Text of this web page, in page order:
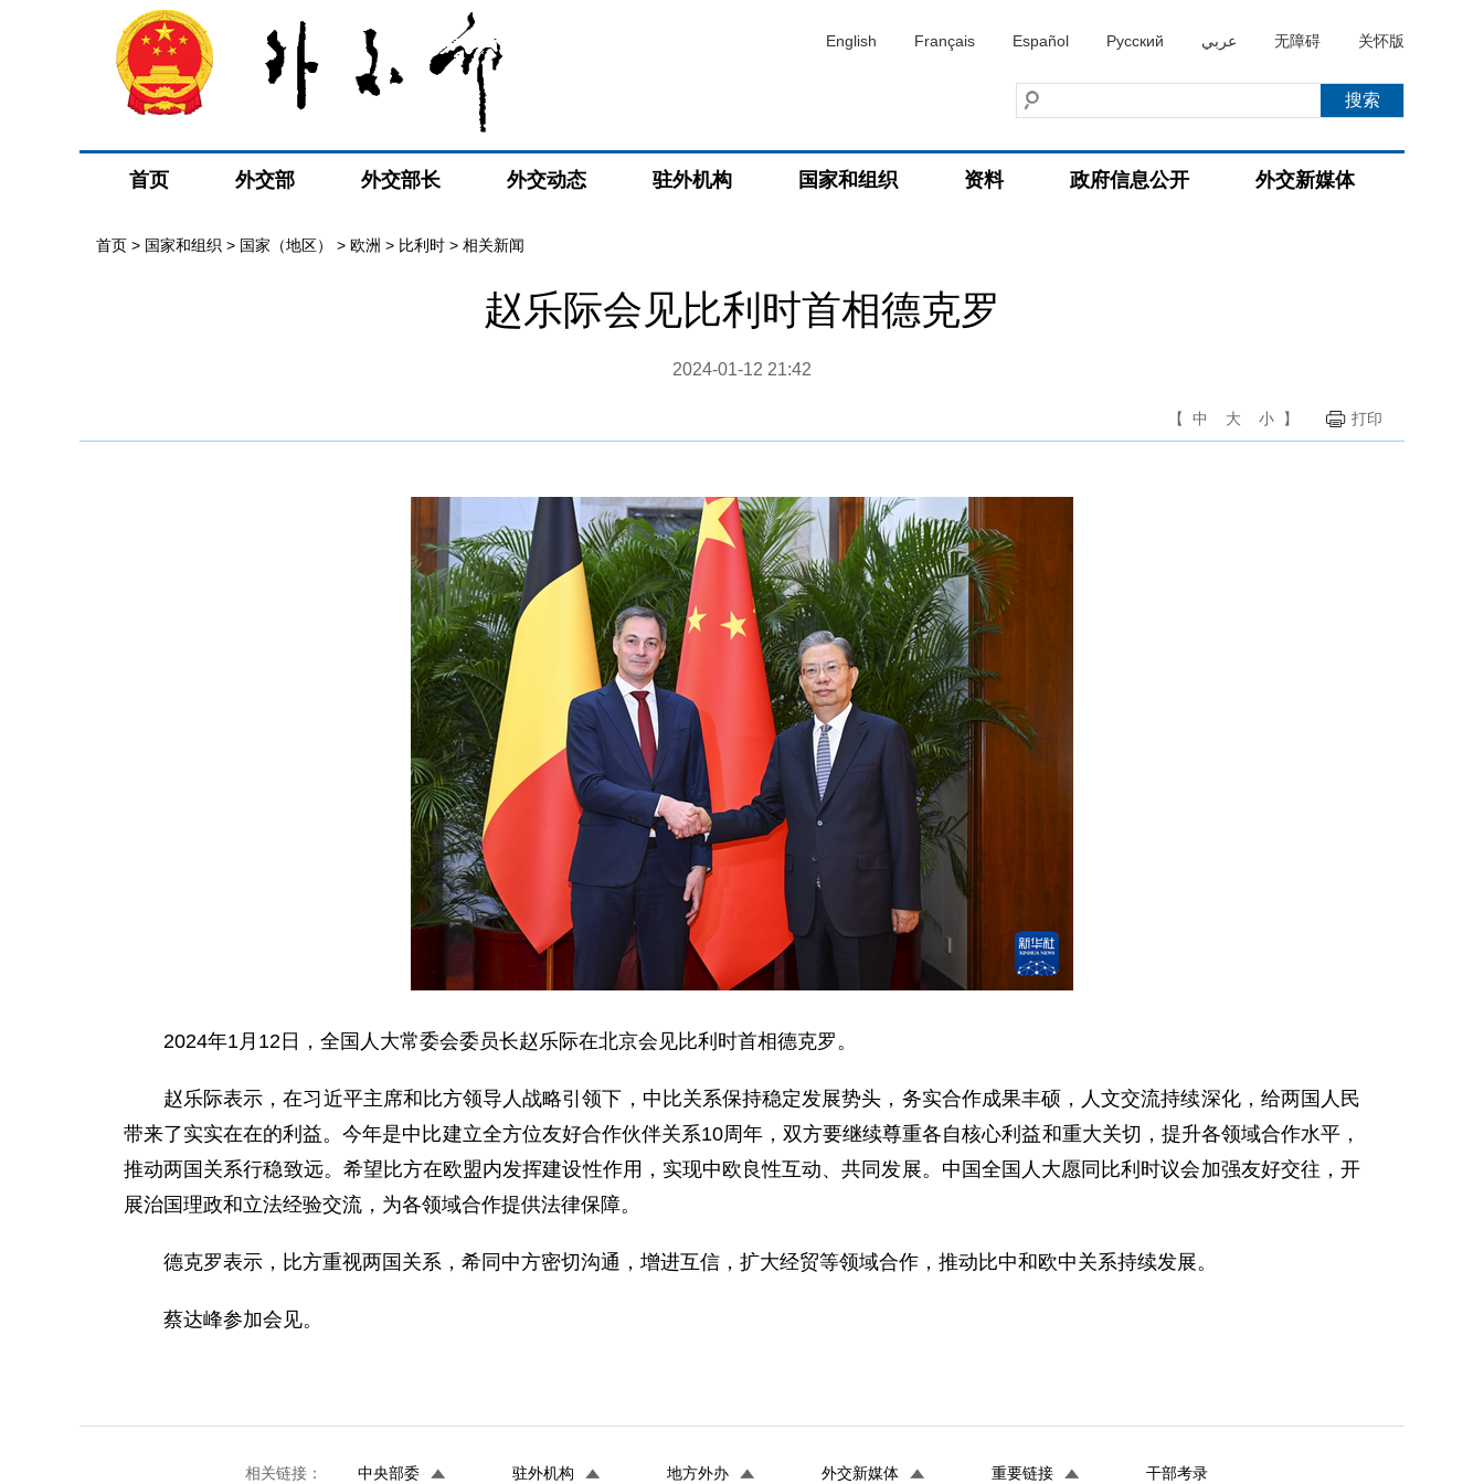
English Français Español Русский عربي 无障碍 关怀版
首页 外交部 外交部长 外交动态 驻外机构 国家和组织 资料 政府信息公开 外交新媒体
首页 > 国家和组织 > 国家（地区） > 欧洲 > 比利时 > 相关新闻
赵乐际会见比利时首相德克罗
2024-01-12 21:42
【 中 大 小 】 打印
2024年1月12日，全国人大常委会委员长赵乐际在北京会见比利时首相德克罗。
赵乐际表示，在习近平主席和比方领导人战略引领下，中比关系保持稳定发展势头，务实合作成果丰硕，人文交流持续深化，给两国人民
带来了实实在在的利益。今年是中比建立全方位友好合作伙伴关系10周年，双方要继续尊重各自核心利益和重大关切，提升各领域合作水平，
推动两国关系行稳致远。希望比方在欧盟内发挥建设性作用，实现中欧良性互动、共同发展。中国全国人大愿同比利时议会加强友好交往，开
展治国理政和立法经验交流，为各领域合作提供法律保障。
德克罗表示，比方重视两国关系，希同中方密切沟通，增进互信，扩大经贸等领域合作，推动比中和欧中关系持续发展。
蔡达峰参加会见。
相关链接： 中央部委 驻外机构 地方外办 外交新媒体 重要链接 干部考录